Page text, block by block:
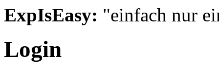
ExpIsEasy: "einfach nur
Login